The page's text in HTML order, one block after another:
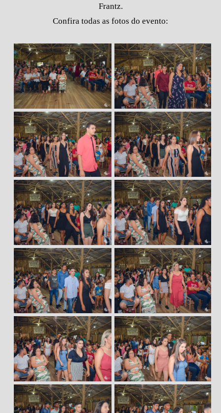
Frantz.
Confira todas as fotos do evento: